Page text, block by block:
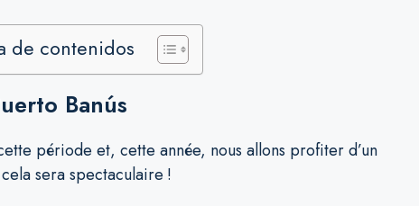
de contenidos
Banús
période et, cette année, nous allons profiter d’un
sera spectaculaire !